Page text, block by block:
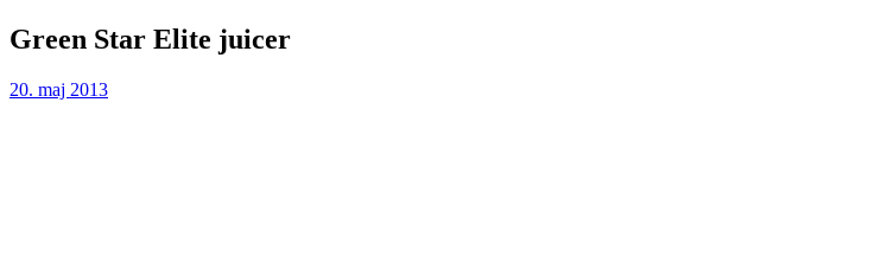
Skip
to
Green Star Elite juicer
20. maj 2013